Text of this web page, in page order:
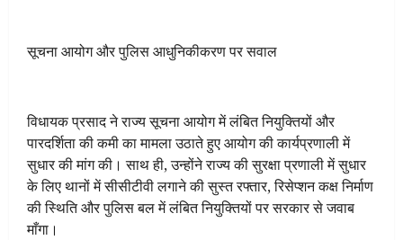
सूचना आयोग और पुलिस आधुनिकीकरण पर सवाल
विधायक प्रसाद ने राज्य सूचना आयोग में लंबित नियुक्तियों और
पारदर्शिता की कमी का मामला उठाते हुए आयोग की कार्यप्रणाली में
सुधार की मांग की। साथ ही, उन्होंने राज्य की सुरक्षा प्रणाली में सुधार
के लिए थानों में सीसीटीवी लगाने की सुस्त रफ्तार, रिसेप्शन कक्ष निर्माण
की स्थिति और पुलिस बल में लंबित नियुक्तियों पर सरकार से जवाब
माँगा।